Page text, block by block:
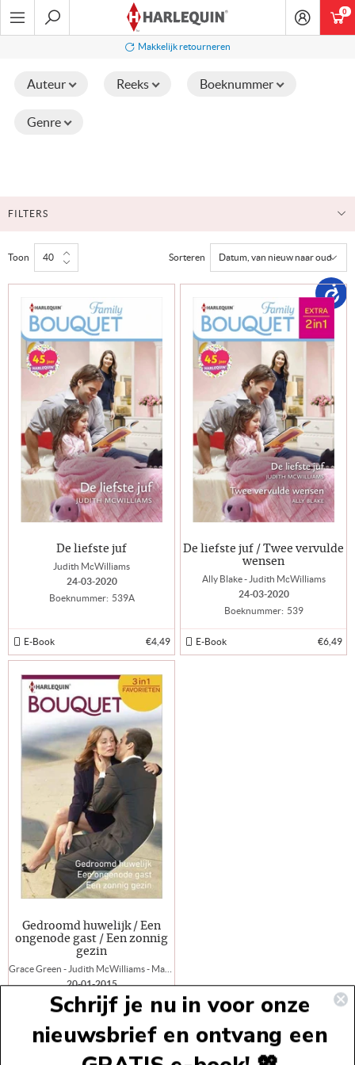
Ga
naar
Makkelijk retourneren
Auteur Reeks Boeknummer
Genre
FILTERS
Toon Sorteren
De liefste juf
Judith McWilliams
24-03-2020
Boeknummer: 539A
E-Book €4,49
De liefste juf / Twee vervulde
wensen
Ally Blake - Judith McWilliams
24-03-2020
Boeknummer: 539
E-Book €6,49
Gedroomd huwelijk / Een
ongenode gast / Een zonnig
gezin
20-01-2015
Boeknummer: 432
E-Book €6,99
0
Schrijf je nu in voor onze
nieuwsbrief en ontvang een